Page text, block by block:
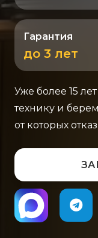
Гарантия
до 3 лет
Уже более 15
технику и
от которых